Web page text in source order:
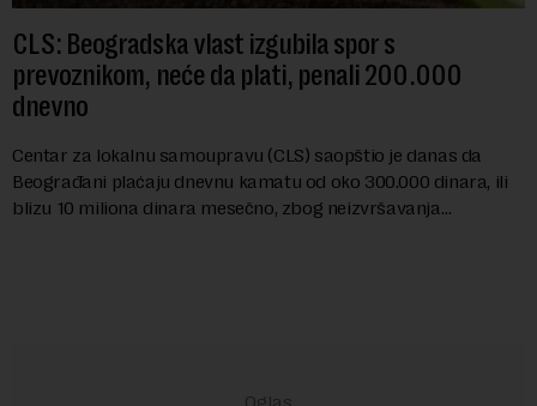
CLS: Beogradska vlast izgubila spor s
prevoznikom, neće da plati, penali 200.000
dnevno
Centar za lokalnu samoupravu (CLS) saopštio je danas da
Beograđani plaćaju dnevnu kamatu od oko 300.000 dinara, ili
blizu 10 miliona dinara mesečno, zbog neizvršavanja